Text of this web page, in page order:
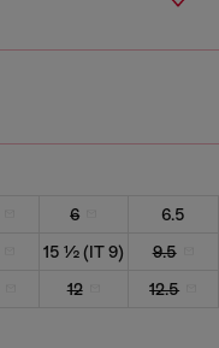
6
6.5
15 ½ (IT 9)
9.5
12
12.5